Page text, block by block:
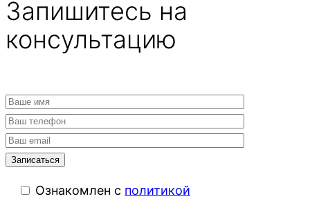
Запишитесь на
консультацию
Ознакомлен с политикой